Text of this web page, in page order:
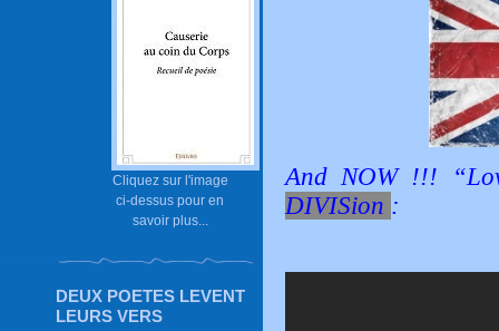
Cliquez sur l'image
ci-dessus pour en
savoir plus...
DEUX POETES LEVENT
LEURS VERS
And NOW !!!
DIVISion :